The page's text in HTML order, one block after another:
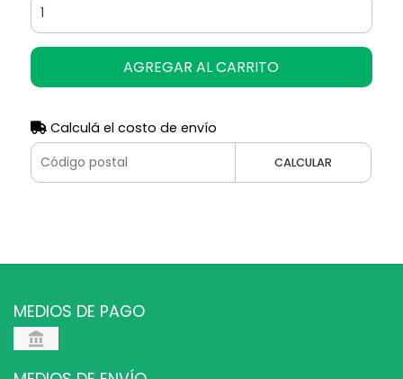
AGREGAR AL CARRITO
Calculá el costo de envío
CALCULAR
MEDIOS DE PAGO